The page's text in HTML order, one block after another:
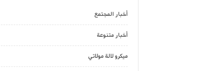
أخبار المجتمع
أخبار متنوعة
ميكرو لالة مولاتي